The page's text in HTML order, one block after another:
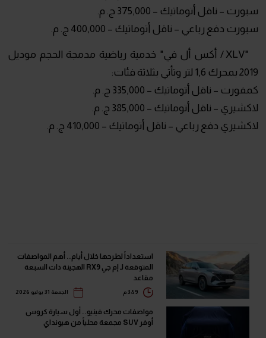
سبورت – ناقل أتوماتيك – 375,000 ج. م.
سبورت دفع رباعي – ناقل أتوماتيك – 400,000 ج. م.
"XLV / أكس أل في" خدمية رياضية مدمجة الحجم موديل
2019 بمحرك 1,6 لتر وتأتي بثلاثة فئات:
كمفورت – ناقل أتوماتيك – 335,000 ج. م.
لاكشيري – ناقل أتوماتيك – 385,000 ج. م.
لاكشيري دفع رباعي – ناقل أتوماتيك – 410,000 ج. م.
استعداداً لطرحها خلال أيام.. أهم المواصفات
المتوقعة لـ إم جي RX9 الهجينة ذات السبعة
مقاعد
الجمعة 31 يوليو 2026
مواصفات محرك فينيو.. أول سيارة كروس
أوفر SUV مجمعة محلياً من هيونداي